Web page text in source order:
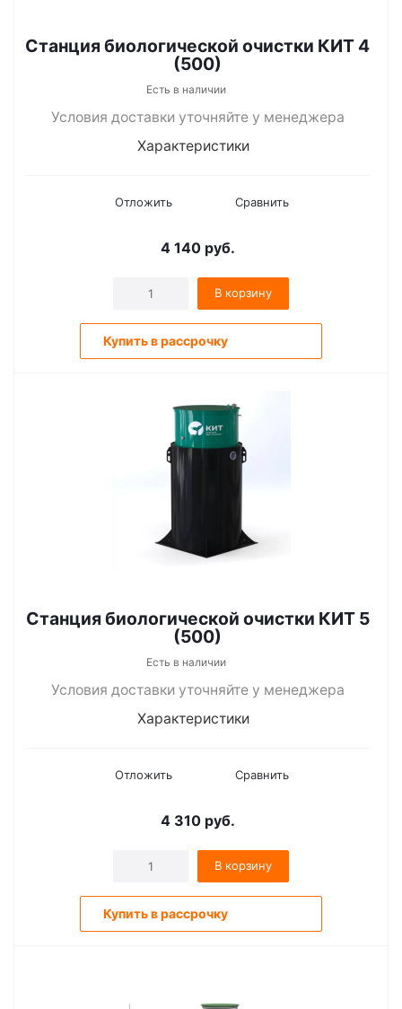
Станция биологической очистки КИТ 4
(500)
Есть в наличии
Условия доставки уточняйте у менеджера
Характеристики
Отложить Сравнить
4 140 руб.
В корзину
Купить в рассрочку
Станция биологической очистки КИТ 5
(500)
Есть в наличии
Условия доставки уточняйте у менеджера
Характеристики
Отложить Сравнить
4 310 руб.
В корзину
Купить в рассрочку